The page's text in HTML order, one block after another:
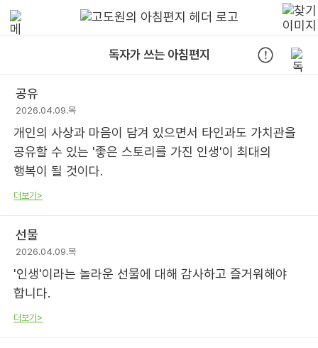
독자가 쓰는 아침편지
공유
2026.04.09.목
개인의 사상과 마음이 담겨 있으면서 타인과도 가치관을
공유할 수 있는 '좋은 스토리를 가진 인생'이 최대의
행복이 될 것이다.
더보기>
선물
2026.04.09.목
'인생'이라는 놀라운 선물에 대해 감사하고 즐거워해야
합니다.
더보기>